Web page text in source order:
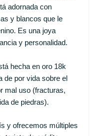
adornada con
y blancos que le
Es una joya
y personalidad.
hecha en oro 18k
de por vida sobre el
mal uso (fracturas,
de piedras).
y ofrecemos múltiples